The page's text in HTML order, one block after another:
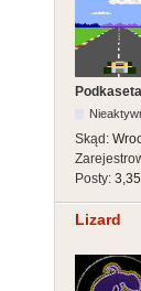
Skąd:
Posty:
Lizard